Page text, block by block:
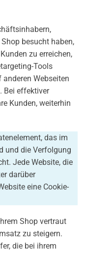
besucht haben,
zu erreichen,
Tools
Webseiten
Bei effektiver
Kunden, weiterhin
das im
und die Verfolgung
Jede Website, die
darüber
eine Cookie-
Shop vertraut
zu steigern.
die bei ihrem